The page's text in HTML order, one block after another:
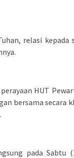
relasi
HUT
bersama secara
pada Sabtu